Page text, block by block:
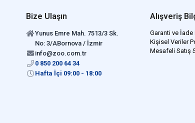
Bize Ulaşın
Yunus Emre Mah. 7513/3 Sk.
No: 3/ABornova / İzmir
info@zoo.com.tr
0 850 200 64 34
Hafta İçi 09:00 - 18:00
Alışveriş
Garanti ve İade
Kişisel Veriler
Mesafeli Satış